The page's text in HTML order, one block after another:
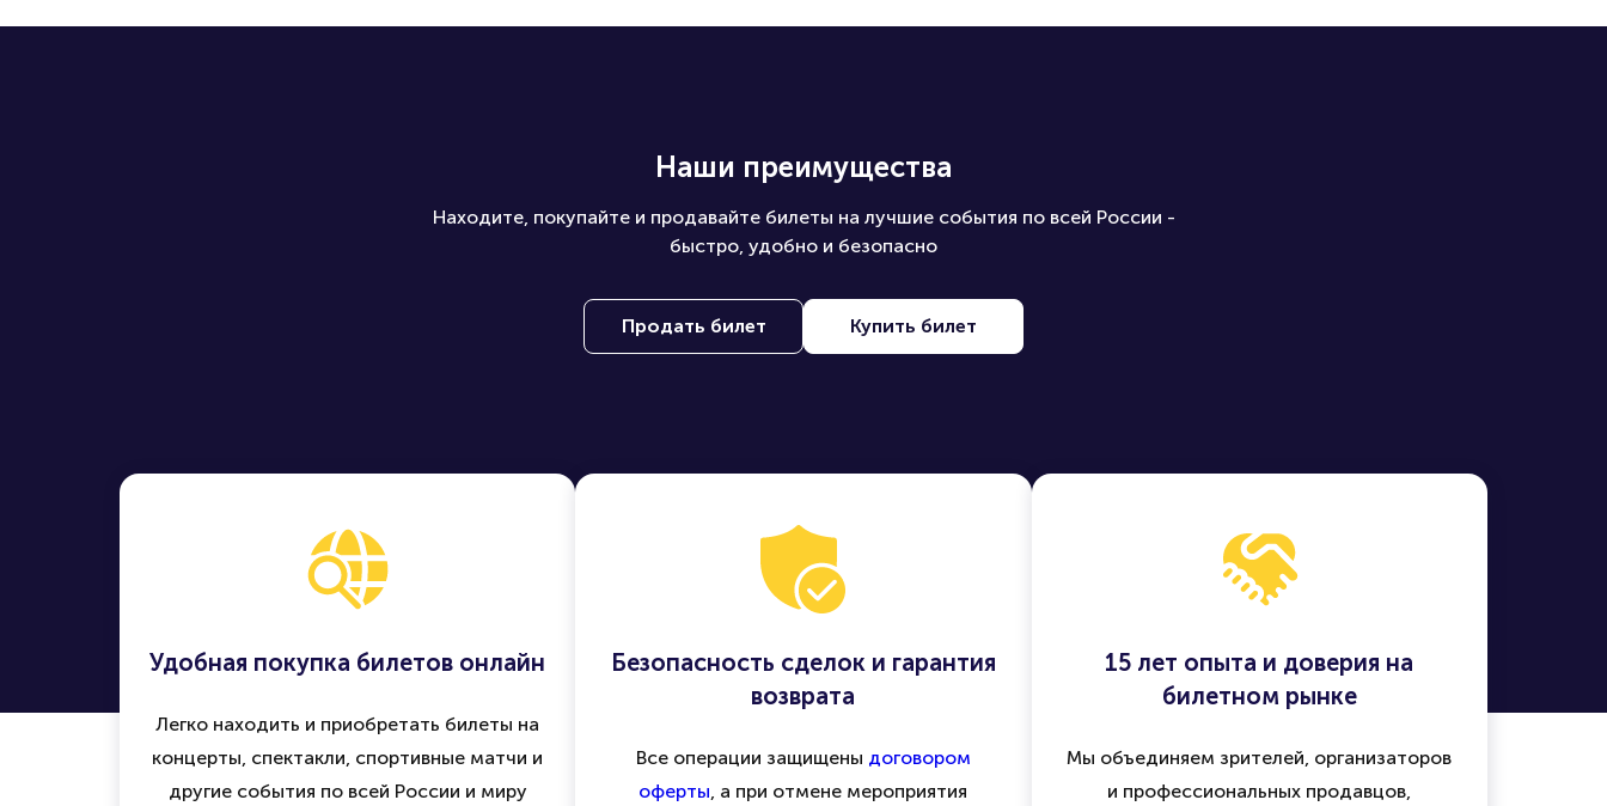
Наши преимущества
Находите, покупайте и продавайте билеты на лучшие события по всей России -
быстро, удобно и безопасно
Продать билет Купить билет
Удобная покупка билетов онлайн
Легко находить и приобретать билеты на
концерты, спектакли, спортивные матчи и
другие события по всей России и миру
Безопасность сделок и гарантия
возврата
Все операции защищены договором
оферты, а при отмене мероприятия
15 лет опыта и доверия на
билетном рынке
Мы объединяем зрителей, организаторов
и профессиональных продавцов,